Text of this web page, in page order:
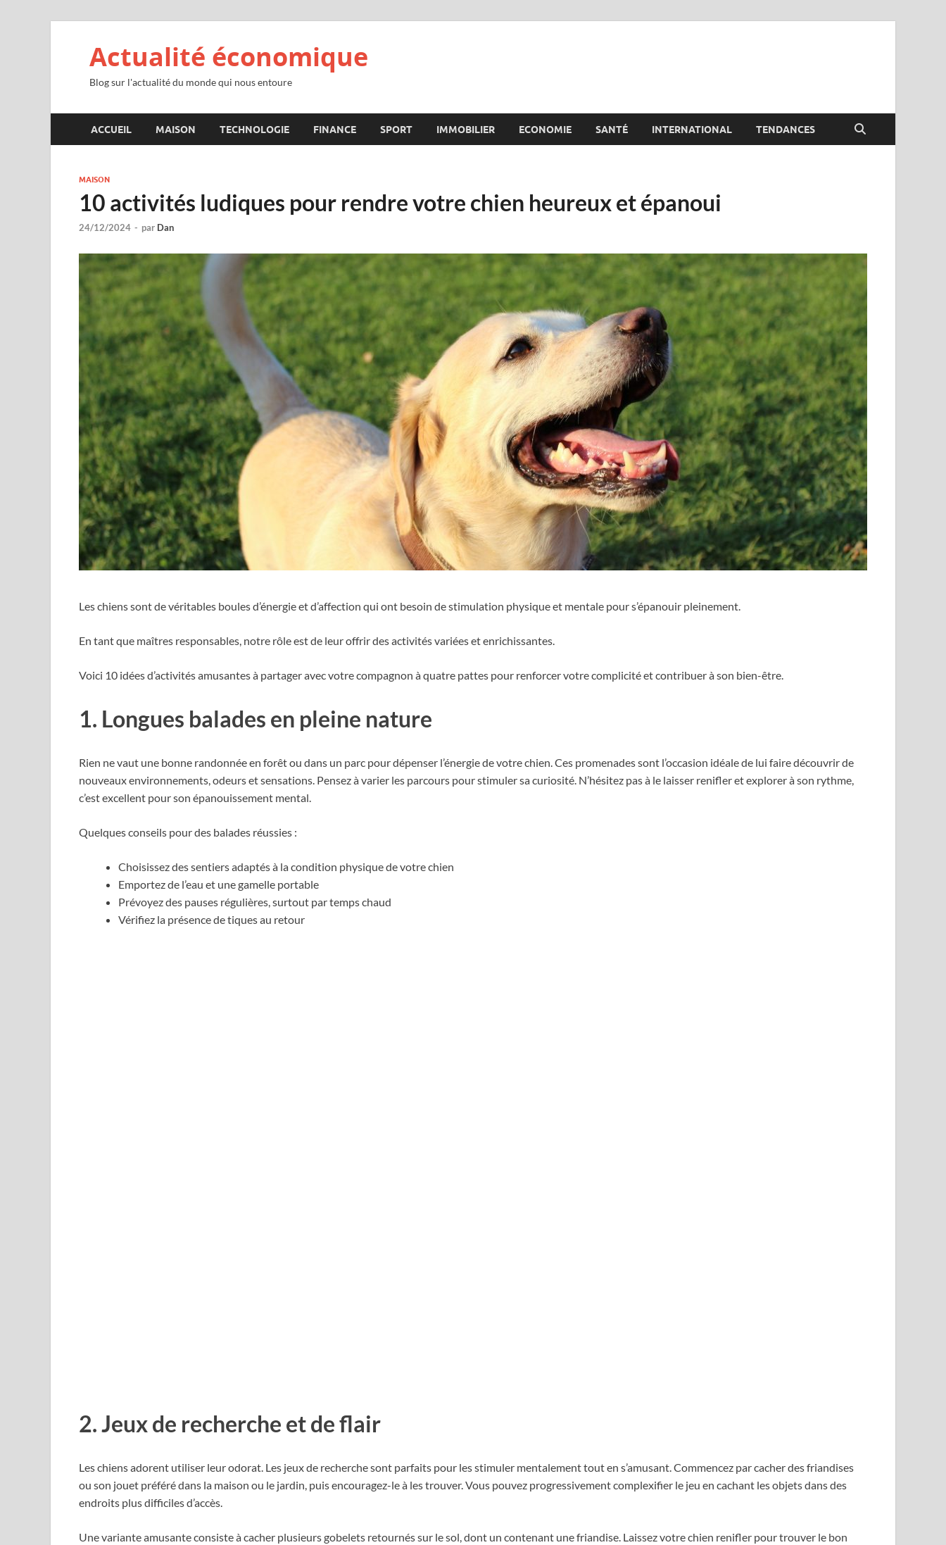
Actualité économique
Blog sur l'actualité du monde qui nous entoure
ACCUEIL MAISON TECHNOLOGIE FINANCE SPORT IMMOBILIER ECONOMIE SANTÉ INTERNATIONAL TENDANCES
MAISON
10 activités ludiques pour rendre votre chien heureux et épanoui
24/12/2024 - par Dan
Les chiens sont de véritables boules d’énergie et d’affection qui ont besoin de stimulation physique et mentale pour s’épanouir pleinement.
En tant que maîtres responsables, notre rôle est de leur offrir des activités variées et enrichissantes.
Voici 10 idées d’activités amusantes à partager avec votre compagnon à quatre pattes pour renforcer votre complicité et contribuer à son bien-être.
1. Longues balades en pleine nature
Rien ne vaut une bonne randonnée en forêt ou dans un parc pour dépenser l’énergie de votre chien. Ces promenades sont l’occasion idéale de lui faire découvrir de
nouveaux environnements, odeurs et sensations. Pensez à varier les parcours pour stimuler sa curiosité. N’hésitez pas à le laisser renifler et explorer à son rythme,
c’est excellent pour son épanouissement mental.
Quelques conseils pour des balades réussies :
Choisissez des sentiers adaptés à la condition physique de votre chien
Emportez de l’eau et une gamelle portable
Prévoyez des pauses régulières, surtout par temps chaud
Vérifiez la présence de tiques au retour
2. Jeux de recherche et de flair
Les chiens adorent utiliser leur odorat. Les jeux de recherche sont parfaits pour les stimuler mentalement tout en s’amusant. Commencez par cacher des friandises
ou son jouet préféré dans la maison ou le jardin, puis encouragez-le à les trouver. Vous pouvez progressivement complexifier le jeu en cachant les objets dans des
endroits plus difficiles d’accès.
Une variante amusante consiste à cacher plusieurs gobelets retournés sur le sol, dont un contenant une friandise. Laissez votre chien renifler pour trouver le bon